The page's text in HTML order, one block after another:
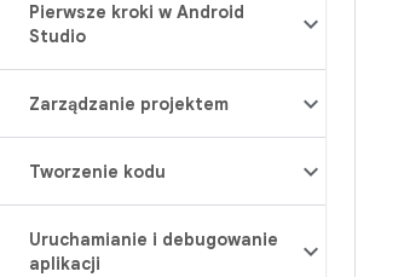
Pierwsze kroki w Android
Studio
Zarządzanie projektem
Tworzenie kodu
Uruchamianie i debugowanie
aplikacji